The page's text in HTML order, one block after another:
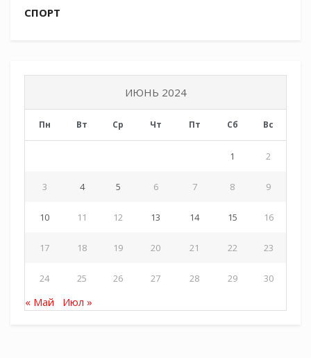
СПОРТ
ИЮНЬ 2024
Пн Вт Ср Чт Пт Сб Вс
1 2
3 4 5 6 7 8 9
10 11 12 13 14 15 16
17 18 19 20 21 22 23
24 25 26 27 28 29 30
« Май Июл »